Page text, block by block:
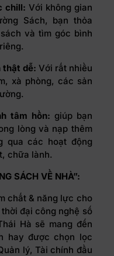
chill: Với không gian
Sách, bạn thỏa
và tìm góc bình
thật dễ: Với rất nhiều
xà phòng, các sản
tâm hồn: giúp bạn
lòng và nạp thêm
qua các hoạt động
chữa lành.
SÁCH VỀ NHÀ”:
chất & năng lực cho
đại công nghệ số
Hà sẽ mang đến
hay được chọn lọc
lý, Tài chính đầu